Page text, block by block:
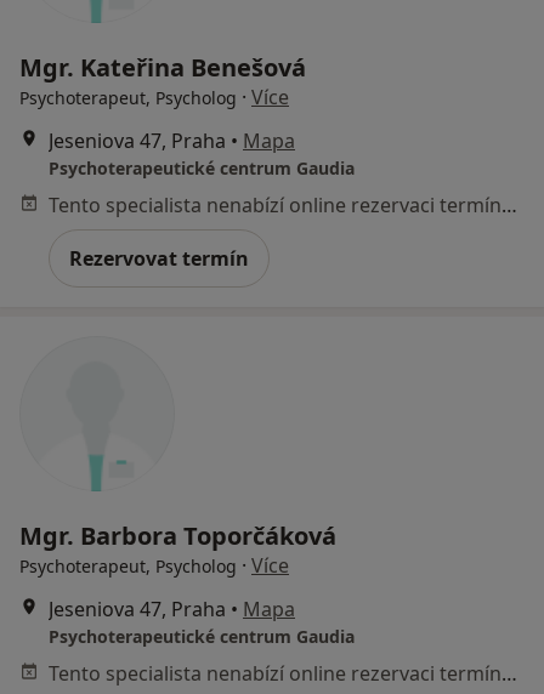
Mgr. Kateřina Benešová
Psychoterapeut, Psycholog · Více
Jeseniova 47, Praha • Mapa
Psychoterapeutické centrum Gaudia
Tento specialista nenabízí online rezervaci termínu na této adrese.
Rezervovat termín
Mgr. Barbora Toporčáková
Psychoterapeut, Psycholog · Více
Jeseniova 47, Praha • Mapa
Psychoterapeutické centrum Gaudia
Tento specialista nenabízí online rezervaci termínu na této adrese.